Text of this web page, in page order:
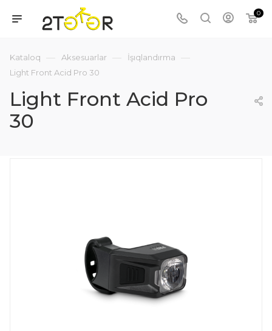
0
Kataloq — Aksesuarlar — İşıqlandırma —
Light Front Acid Pro 30
Light Front Acid Pro
30